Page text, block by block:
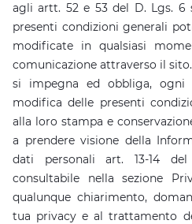
agli artt. 52 e 53 del D. Lgs. 6
presenti condizioni generali
modificate in qualsiasi
comunicazione attraverso il
si impegna ed obbliga, ogni
modifica delle presenti
alla loro stampa e
a prendere visione della
dati personali art. 13-14
consultabile nella sezione
qualunque chiarimento,
tua privacy e al trattamento